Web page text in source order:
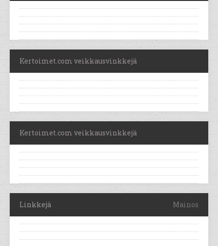
Kertoimet.com veikkausvinkkejä
Kertoimet.com veikkausvinkkejä
Linkkejä Mainos